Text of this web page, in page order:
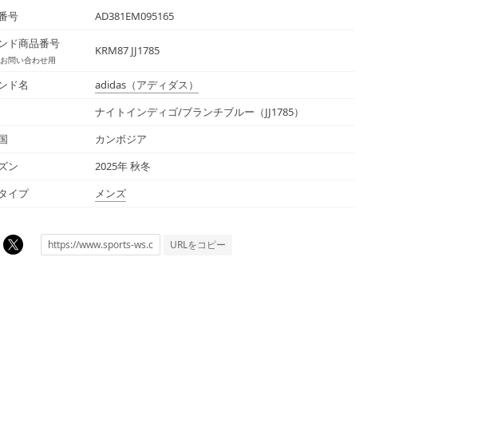
号
AD381EM095165
ド商品番号
問い合わせ用
KRM87 JJ1785
ド名 adidas （アディダス）
ナイトインディゴ/ブランチブルー（JJ1785）
カンボジア
ン
2025年 秋冬
イプ
メンズ
URLをコピー